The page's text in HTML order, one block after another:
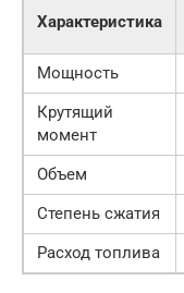
Характеристика
Мощность
Крутящий
момент
Объем
Степень сжатия
Расход топлива